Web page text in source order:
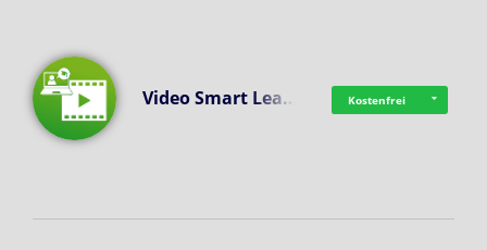
Video Smart Lea… Kostenfrei